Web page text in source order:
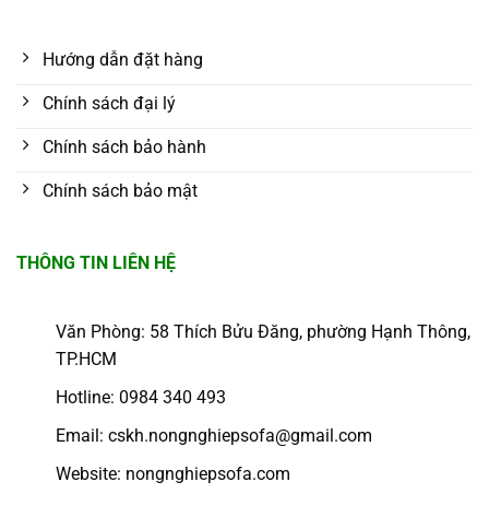
Hướng dẫn đặt hàng
Chính sách đại lý
Chính sách bảo hành
Chính sách bảo mật
THÔNG TIN LIÊN HỆ
Văn Phòng: 58 Thích Bửu Đăng, phường Hạnh Thông,
TP.HCM
Hotline: 0984 340 493
Email: cskh.nongnghiepsofa@gmail.com
Website: nongnghiepsofa.com